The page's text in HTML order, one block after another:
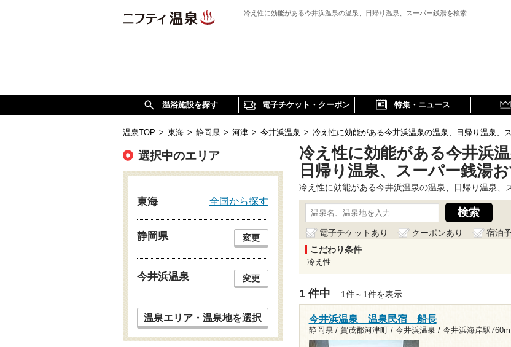
冷え性に効能がある今井浜温泉の温泉、日帰り温泉、スーパー銭湯を検索
温浴施設を探す 電子チケット・クーポン 特集・ニュース
温泉TOP > 東海 > 静岡県 > 河津 > 今井浜温泉 > 冷え性に効能がある今井浜温泉の温泉、日帰り温泉、
冷え性に効能がある今井浜温
日帰り温泉、スーパー銭湯
冷え性に効能がある今井浜温泉の温泉、日帰り温泉、
電子チケットあり クーポンあり
宿泊
こだわり条件
冷え性
1 件中 1件～1件を表示
今井浜温泉 温泉民宿 船長
静岡県 / 賀茂郡河津町 / 今井浜温泉 / 今井浜海岸駅760m
選択中のエリア
東海 全国から探す
静岡県 変更
今井浜温泉 変更
温泉エリア・温泉地を選択